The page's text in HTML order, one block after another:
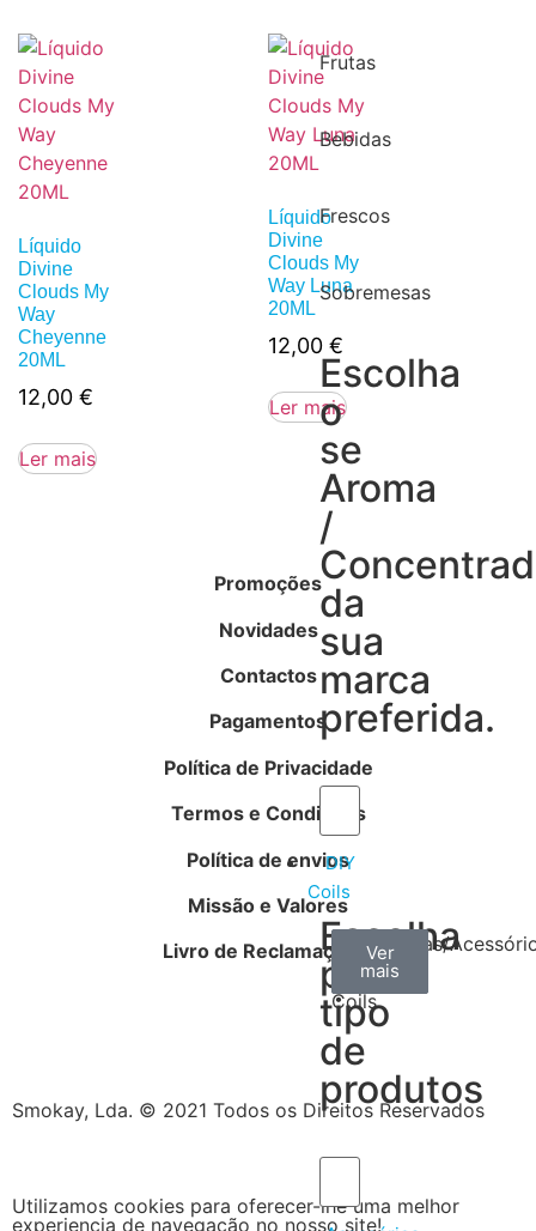
Frutas
Bebidas
Frescos
Sobremesas
Escolha
o
se
Aroma
/
da
sua
marca
preferida.
DIY
Coils
Escolha
por
tipo
de
produtos
Arame
Coils
Ver
mais
Algodão
Ver
mais
Ferramentas/
Ver
mais
Líquido
Divine
Clouds My
Way
Cheyenne
20ML
12,00 €
Ler mais
Líquido
Divine
Clouds My
Way Luna
20ML
12,00 €
Ler mais
Promoções
Novidades
Contactos
Pagamentos
Política de Privacidade
Termos e Condições
Política de envios
Missão e Valores
Livro de Reclamações
Smokay, Lda. © 2021 Todos os Direitos Reservados
Utilizamos cookies para oferecer-lhe uma melhor
experiencia de navegação no nosso site!